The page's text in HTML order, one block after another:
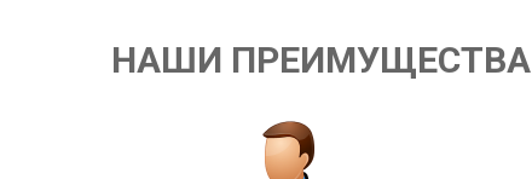
НАШИ ПРЕИМУЩЕСТВА